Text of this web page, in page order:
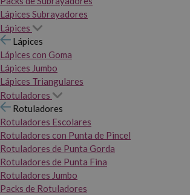
Lápices Subrayadores
Lápices
Lápices
Lápices con Goma
Lápices Jumbo
Lápices Triangulares
Rotuladores
Rotuladores
Rotuladores Escolares
Rotuladores con Punta de Pincel
Rotuladores de Punta Gorda
Rotuladores de Punta Fina
Rotuladores Jumbo
Packs de Rotuladores